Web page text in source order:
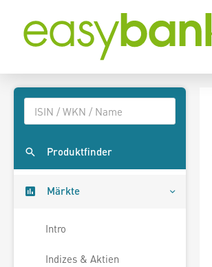
Produktfinder
Märkte
Intro
Indizes & Aktien